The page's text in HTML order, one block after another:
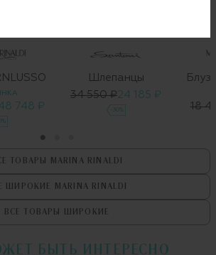
748 ₽
Шлепанцы
34 550 ₽24 185 ₽
-30% 18
ТОВАРЫ MARINA RINALDI
ШИРОКИЕ MARINA RINALDI
ВСЕ ТОВАРЫ ШИРОКИЕ
БЫТЬ ИНТЕРЕСНО